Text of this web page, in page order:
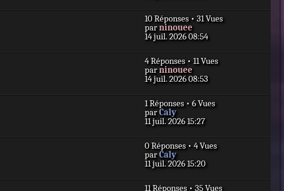
i
e
r
e
s
s
a
e
10 Réponses • 31 Vues
D
e
i
e
r
e
s
s
a
e
parninouee
14 juil. 2026 08:54
4 Réponses • 11 Vues
D
e
i
e
r
e
s
s
a
e
parninouee
14 juil. 2026 08:53
1 Réponses • 6 Vues
D
e
i
e
r
e
parCaly
11 juil. 2026 15:27
0 Réponses • 4 Vues
D
e
parCaly
11 juil. 2026 15:20
11 Réponses • 35 Vues